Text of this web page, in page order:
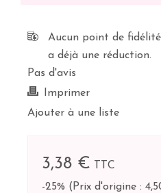
Aucun point de
a déjà une réduction.
Pas d'avis
Imprimer
Ajouter à une liste
3,38 €
TTC
-25% ( Prix d'origine :